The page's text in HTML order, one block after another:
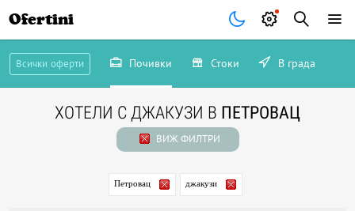
Ofertini
Всички оферти Почивки Стоки В града
ХОТЕЛИ С ДЖАКУЗИ В ПЕТРОВАЦ
ВИЖ ФИЛТРИ
Петровац джакузи